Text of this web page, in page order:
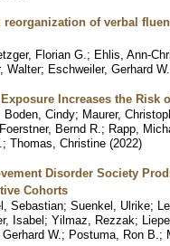
of verbal
Florian G. ; Ehlis, Ann-
Walter; Eschweiler, Gerhard W.
Increases the Risk
Boden, Cindy; Maurer,
Foerstner, Bernd R. ; Rapp,
; Thomas, Christine (2022)
Disorder Society
Cohorts
Sebastian; Suenkel, Ulrike;
Isabel; Yilmaz, Rezzak;
W. ; Postuma, Ron B. ;